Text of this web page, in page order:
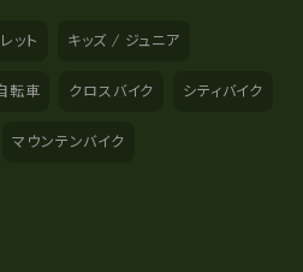
ット キッズ / ジュニア
転車 クロスバイク シティバイク
マウンテンバイク